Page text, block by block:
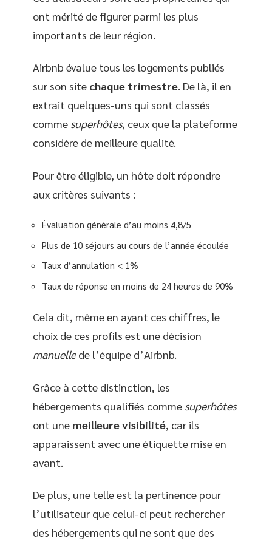
ont mérité de figurer parmi les plus
importants de leur région.
Airbnb évalue tous les logements publiés
sur son site chaque trimestre. De là, il en
extrait quelques-uns qui sont classés
comme superhôtes, ceux que la plateforme
considère de meilleure qualité.
Pour être éligible, un hôte doit répondre
aux critères suivants :
Évaluation générale d’au moins 4,8/5
Plus de 10 séjours au cours de l’année écoulée
Taux d’annulation < 1%
Taux de réponse en moins de 24 heures de 90%
Cela dit, même en ayant ces chiffres, le
choix de ces profils est une décision
manuellede l’équipe d’Airbnb.
Grâce à cette distinction, les
hébergements qualifiés comme superhôtes
ont une meilleure visibilité, car ils
apparaissent avec une étiquette mise en
avant.
De plus, une telle est la pertinence pour
l’utilisateur que celui-ci peut rechercher
des hébergements qui ne sont que des